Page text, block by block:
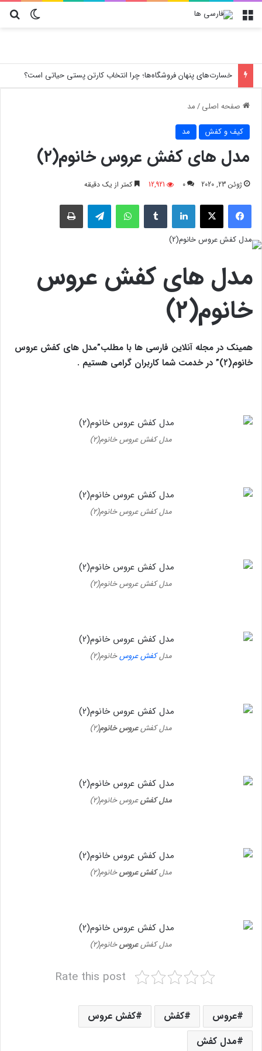
تغییر منو
خسارت‌های پنهان فروشگاه‌ها؛ چرا انتخاب کارتن پستی حیاتی است؟
صفحه اصلی/مد
کیف و کفش مد
مدل های کفش عروس خانوم(۲)
ژوئن 23, 2020 0
12,921 کمتر از یک دقیقه
فیسبوک لینکدین واتس آپ
مدل های کفش عروس
خانوم(۲)
همینک در مجله آنلاین فارسی ها با مطلب”مدل های کفش عروس
خانوم(۲)” در خدمت شما کاربران گرامی هستیم .
مدل کفش عروس خانوم(۲)
مدل کفش عروس خانوم(۲)
مدل کفش عروس خانوم(۲)
مدلکفش عروسخانوم(۲)
مدل کفشعروس خانوم(۲)
مدل کفشعروس خانوم(۲)
مدلکفش عروسخانوم(۲)
مدل کفشعروسخانوم(۲)
Rate this post
عروس کفش
کفش عروس
مدل کفش